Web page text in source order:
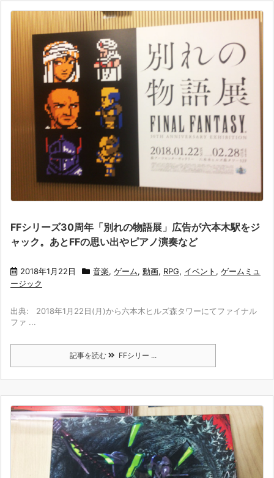
FFシリーズ30周年「別れの物語展」広告が六本木駅をジ
ャック。あとFFの思い出やピアノ演奏など
2018年1月22日 音楽, ゲーム, 動画, RPG, イベント , ゲームミュ
ージック
出典: 2018年1月22日(月)から六本木ヒルズ森タワーにてファイナル
ファ ...
記事を読む FFシリー ...